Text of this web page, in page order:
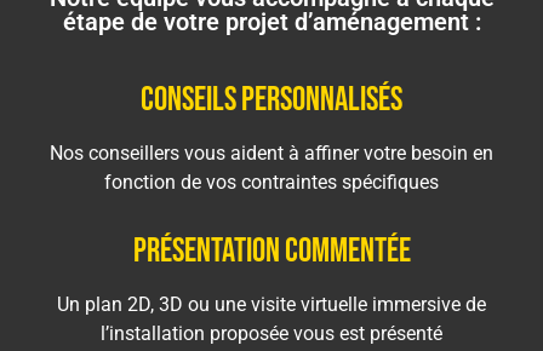
étape de votre projet d’aménagement :
ConseilS personnalisés
Nos conseillers vous aident à affiner votre besoin en
fonction de vos contraintes spécifiques
Présentation commentée
Un plan 2D, 3D ou une visite virtuelle immersive de
l’installation proposée vous est présenté